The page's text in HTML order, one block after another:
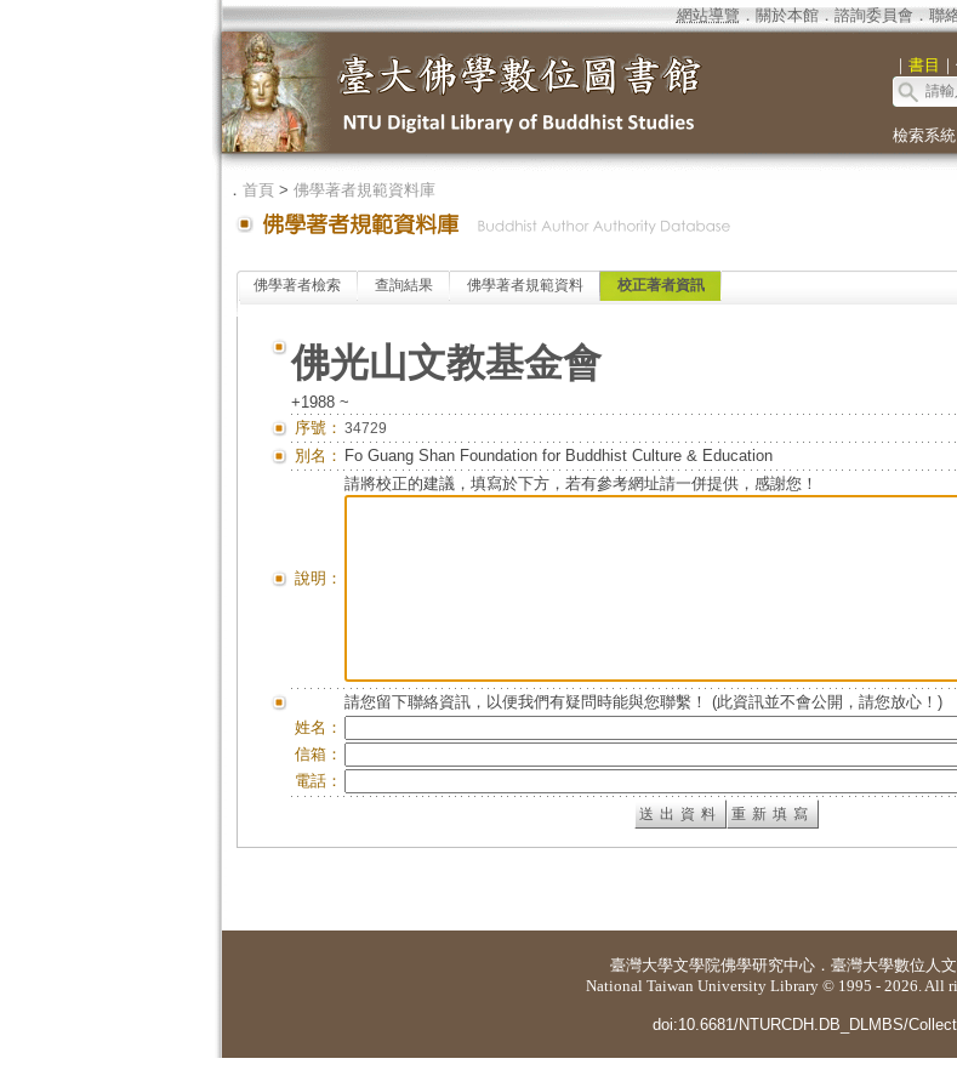
網站導覽 ． 關於本館． 諮詢委員會． 聯
｜ 書目 ｜
檢索系統
． 首頁> 佛學著者規範資料庫
佛學著者檢索 查詢結果 佛學著者規範資料 校正著者資訊
佛光山文教基金會
+1988 ~
序號： 34729
別名： Fo Guang Shan Foundation for Buddhist Culture & Education
說明：
請將校正的建議，填寫於下方，若有參考網址請一併提供，感謝您！
請您留下聯絡資訊，以便我們有疑問時能與您聯繫！ (此資訊並不會公開，請您放心！)
姓名：
信箱：
電話：
臺灣大學文學院佛學研究中心 ． 臺灣大學數位人
National Taiwan University Library © 1995 - 2026. All
doi:10.6681/NTURCDH.DB_DLMBS/